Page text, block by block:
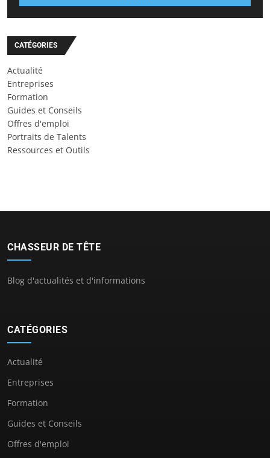
CATÉGORIES
Actualité
Entreprises
Formation
Guides et Conseils
Offres d'emploi
Portraits de Talents
Ressources et Outils
CHASSEUR DE TÊTE
Blog d'actualités et d'informations
CATÉGORIES
Actualité
Entreprises
Formation
Guides et Conseils
Offres d'emploi